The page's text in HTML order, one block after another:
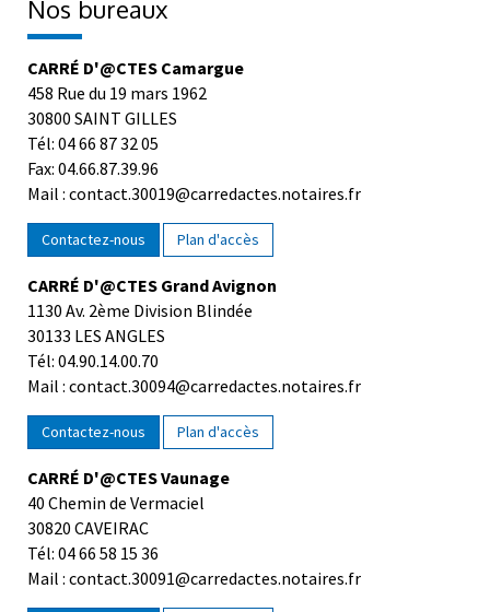
Nos bureaux
CARRÉ D'@CTES Camargue
458 Rue du 19 mars 1962
30800 SAINT GILLES
Tél: 04 66 87 32 05
Fax: 04.66.87.39.96
Mail : contact.30019@carredactes.notaires.fr
Contactez-nous Plan d'accès
CARRÉ D'@CTES Grand Avignon
1130 Av. 2ème Division Blindée
30133 LES ANGLES
Tél: 04.90.14.00.70
Mail : contact.30094@carredactes.notaires.fr
Contactez-nous Plan d'accès
CARRÉ D'@CTES Vaunage
40 Chemin de Vermaciel
30820 CAVEIRAC
Tél: 04 66 58 15 36
Mail : contact.30091@carredactes.notaires.fr